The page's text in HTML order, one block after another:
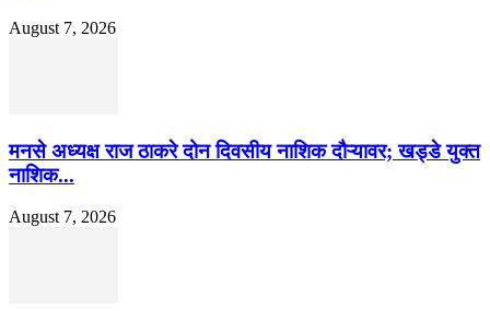
August 7, 2026
मनसे अध्यक्ष राज ठाकरे दोन दिवसीय नाशिक दौऱ्यावर; खड्डे युक्त
नाशिक...
August 7, 2026